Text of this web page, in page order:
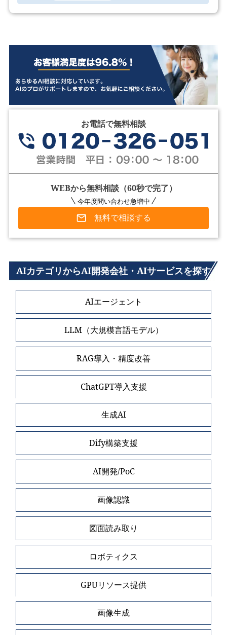
お電話で無料相談
WEBから無料相談（60秒で完了）
今年度問い合わせ急増中
無料で相談する
AIカテゴリからAI開発会社・AIサービスを探す
AIエージェント
LLM（大規模言語モデル）
RAG導入・精度改善
ChatGPT導入支援
生成AI
Dify構築支援
AI開発/PoC
画像認識
図面読み取り
ロボティクス
GPUリソース提供
画像生成